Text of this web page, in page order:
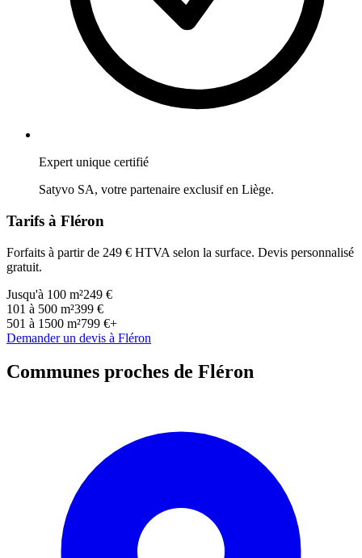
Expert unique certifié
Satyvo SA, votre partenaire exclusif en Liège.
Tarifs à Fléron
Forfaits à partir de 249 € HTVA selon la surface. Devis personnalisé
gratuit.
Jusqu'à 100 m²249 €
101 à 500 m²399 €
501 à 1500 m²799 €+
Demander un devis à Fléron
Communes proches de Fléron